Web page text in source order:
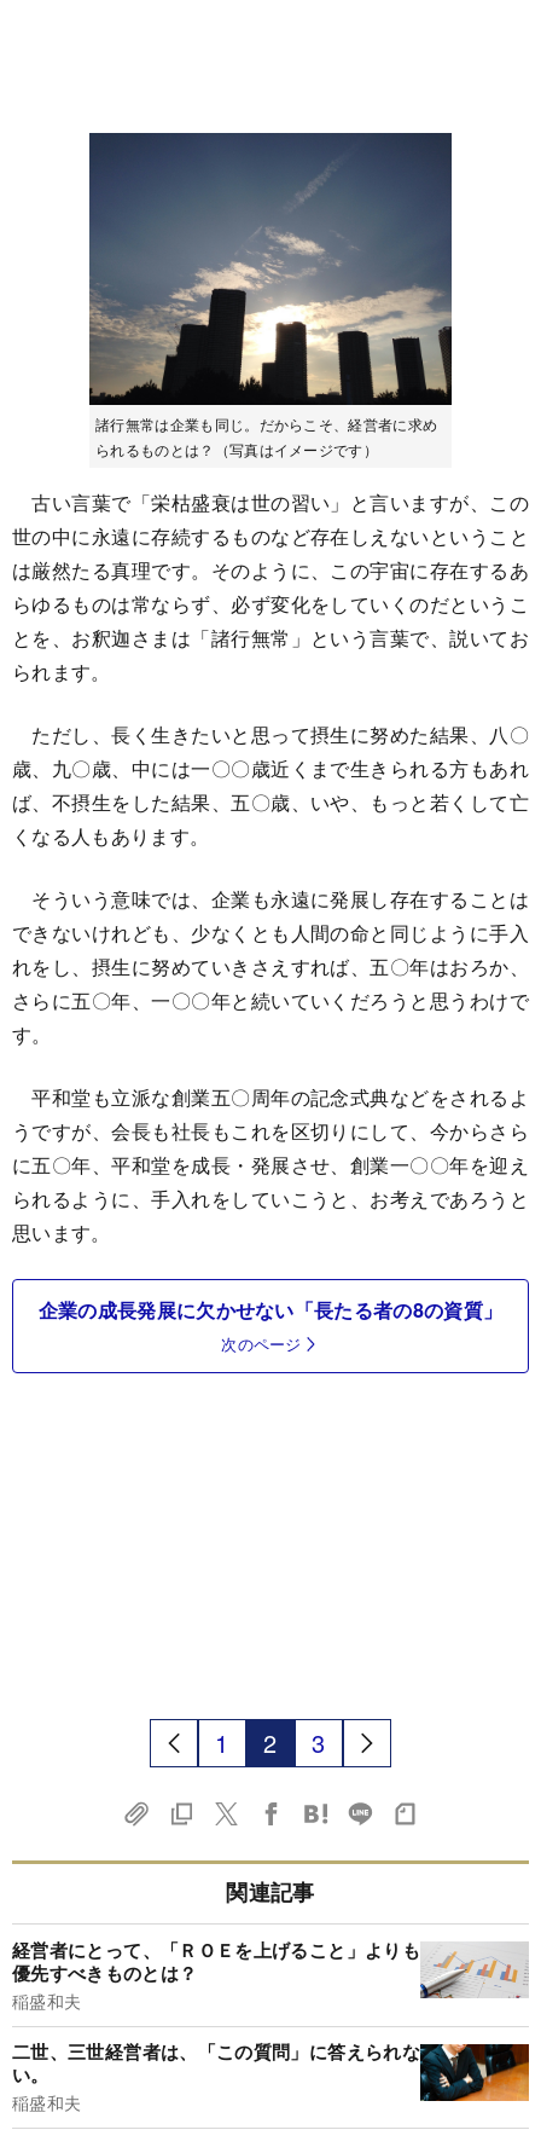
諸行無常は企業も同じ。だからこそ、経営者に求め
られるものとは？（写真はイメージです）
古い言葉で「栄枯盛衰は世の習い」と言いますが、この
世の中に永遠に存続するものなど存在しえないということ
は厳然たる真理です。そのように、この宇宙に存在するあ
らゆるものは常ならず、必ず変化をしていくのだというこ
とを、お釈迦さまは「諸行無常」という言葉で、説いてお
られます。
ただし、長く生きたいと思って摂生に努めた結果、八〇
歳、九〇歳、中には一〇〇歳近くまで生きられる方もあれ
ば、不摂生をした結果、五〇歳、いや、もっと若くして亡
くなる人もあります。
そういう意味では、企業も永遠に発展し存在することは
できないけれども、少なくとも人間の命と同じように手入
れをし、摂生に努めていきさえすれば、五〇年はおろか、
さらに五〇年、一〇〇年と続いていくだろうと思うわけで
す。
平和堂も立派な創業五〇周年の記念式典などをされるよ
うですが、会長も社長もこれを区切りにして、今からさら
に五〇年、平和堂を成長・発展させ、創業一〇〇年を迎え
られるように、手入れをしていこうと、お考えであろうと
思います。
企業の成長発展に欠かせない「長たる者の8の資質」
次のページ
1 2 3
関連記事
経営者にとって、「ＲＯＥを上げること」よりも
優先すべきものとは？
稲盛和夫
二世、三世経営者は、「この質問」に答えられな
い。
稲盛和夫